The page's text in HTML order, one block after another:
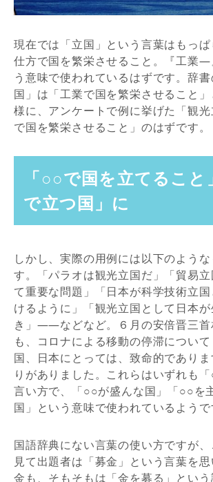
現在では「立国」という言葉はもっぱ
仕方で国を繁栄させること。『工業―
う意味で使われているはずです。辞
国」は「工業で国を繁栄させること
様に、アンケートで例に挙げた「観
で国を繁栄させること」のはずです。
「○○で国を立てるこ
で立つ国」に
しかし、実際の用例には以下のよう
す。「パラオは観光立国だ」「貿易
て重要な問題」「日本が科学技術立
けるように」「観光立国として日本
き」――などなど。６月の安倍晋三首
も、コロナによる移動の停滞につい
国、日本にとっては、致命的であり
りがありました。これらはいずれも
言い方で、「○○が盛んな国」「○○を
国」という意味で使われているようで
国語辞典にない言葉の使い方ですが
見て出題者は「募金」という言葉を
金も、そもそもは「金を募る」とい